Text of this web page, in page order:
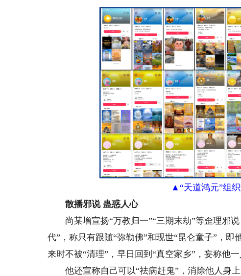
▲“天道鸿元”组
散播邪说 蛊惑人心
尚某增宣扬“万教归一”“三期末劫”等歪理邪说
代”，称只有跟随“弥勒佛”和现世“昆仑童子”，
来时不被“清理”，早日回到“真空家乡”，妄称他一
他还宣称自己可以“祛病赶鬼”，消除他人身上